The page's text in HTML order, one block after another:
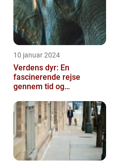
10 januar 2024
Verdens dyr: En
fascinerende rejse
gennem tid og